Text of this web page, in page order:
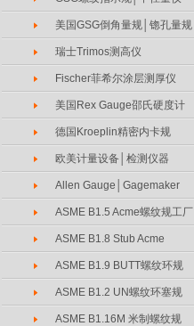
美国GSG倒角量规│锪孔量规
瑞士Trimos测高仪
Fischer菲希尔涂层测厚仪
美国Rex Gauge邵氏硬度计
德国Kroeplin精密内卡规
欧美计量设备│检测仪器
Allen Gauge│Gagemaker
ASME B1.5 Acme螺纹规工厂
ASME B1.8 Stub Acme
ASME B1.9 BUTT螺纹环规
ASME B1.2 UN螺纹环塞规
ASME B1.16M 米制螺纹规